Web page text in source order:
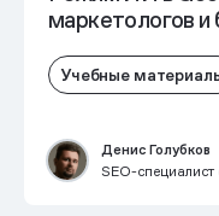
маркетологов и
Учебные
Денис Голубков
SEO-